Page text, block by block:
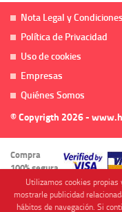
Nota Legal y
Política de Privacidad
Uso de cookies
Empresas
Quiénes Somos
© Copyrigth 2026 -
Compra
100% segura
Utilizamos cookies
mostrarle publicidad
hábitos de navegación. Si